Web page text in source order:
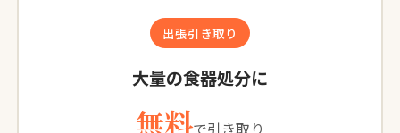
出張引き取り
大量の食器処分に
無料